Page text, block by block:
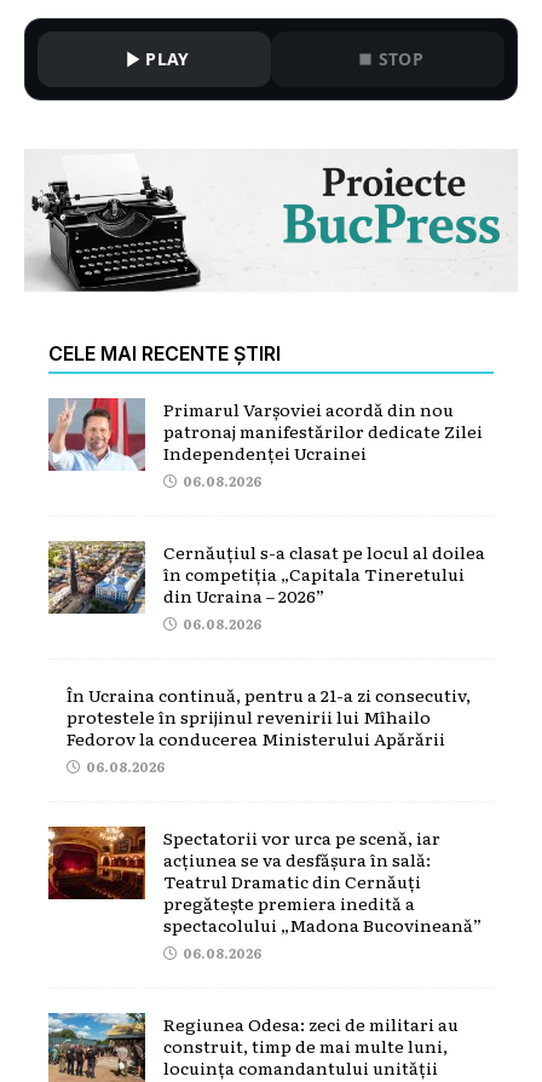
PLAY STOP
CELE MAI RECENTE ȘTIRI
Primarul Varșoviei acordă din nou
patronaj manifestărilor dedicate Zilei
Independenței Ucrainei
06.08.2026
Cernăuțiul s-a clasat pe locul al doilea
în competiția „Capitala Tineretului
din Ucraina – 2026”
06.08.2026
În Ucraina continuă, pentru a 21-a zi consecutiv,
protestele în sprijinul revenirii lui Mîhailo
Fedorov la conducerea Ministerului Apărării
06.08.2026
Spectatorii vor urca pe scenă, iar
acțiunea se va desfășura în sală:
Teatrul Dramatic din Cernăuți
pregătește premiera inedită a
spectacolului „Madona Bucovineană”
06.08.2026
Regiunea Odesa: zeci de militari au
construit, timp de mai multe luni,
locuința comandantului unității